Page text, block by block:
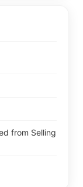
from Selling